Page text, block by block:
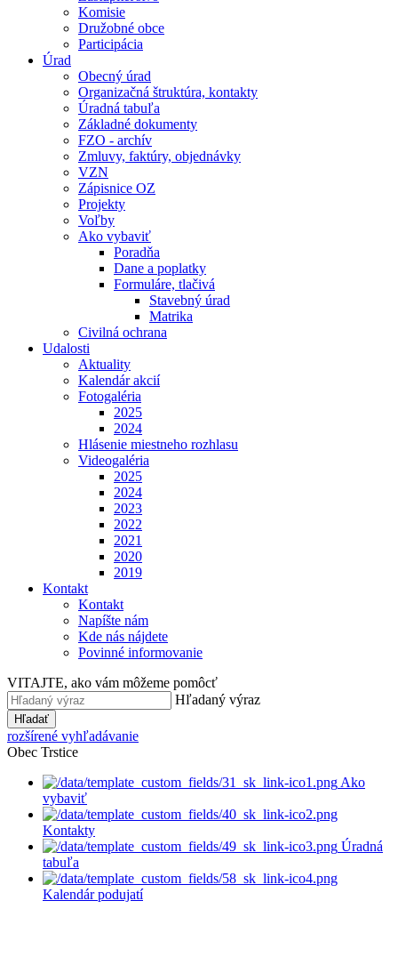
Komisie
Družobné obce
Participácia
Úrad
Obecný úrad
Organizačná štruktúra, kontakty
Úradná tabuľa
Základné dokumenty
FZO - archív
Zmluvy, faktúry, objednávky
VZN
Zápisnice OZ
Projekty
Voľby
Ako vybaviť
Poradňa
Dane a poplatky
Formuláre, tlačivá
Stavebný úrad
Matrika
Civilná ochrana
Udalosti
Aktuality
Kalendár akcií
Fotogaléria
2025
2024
Hlásenie miestneho rozhlasu
Videogaléria
2025
2024
2023
2022
2021
2020
2019
Kontakt
Kontakt
Napíšte nám
Kde nás nájdete
Povinné informovanie
VITAJTE, ako vám môžeme pomôcť
Hľadaný výraz
Hľadať
rozšírené vyhľadávanie
Obec Trstice
Ako
vybaviť
Kontakty
Úradná
tabuľa
Kalendár podujatí